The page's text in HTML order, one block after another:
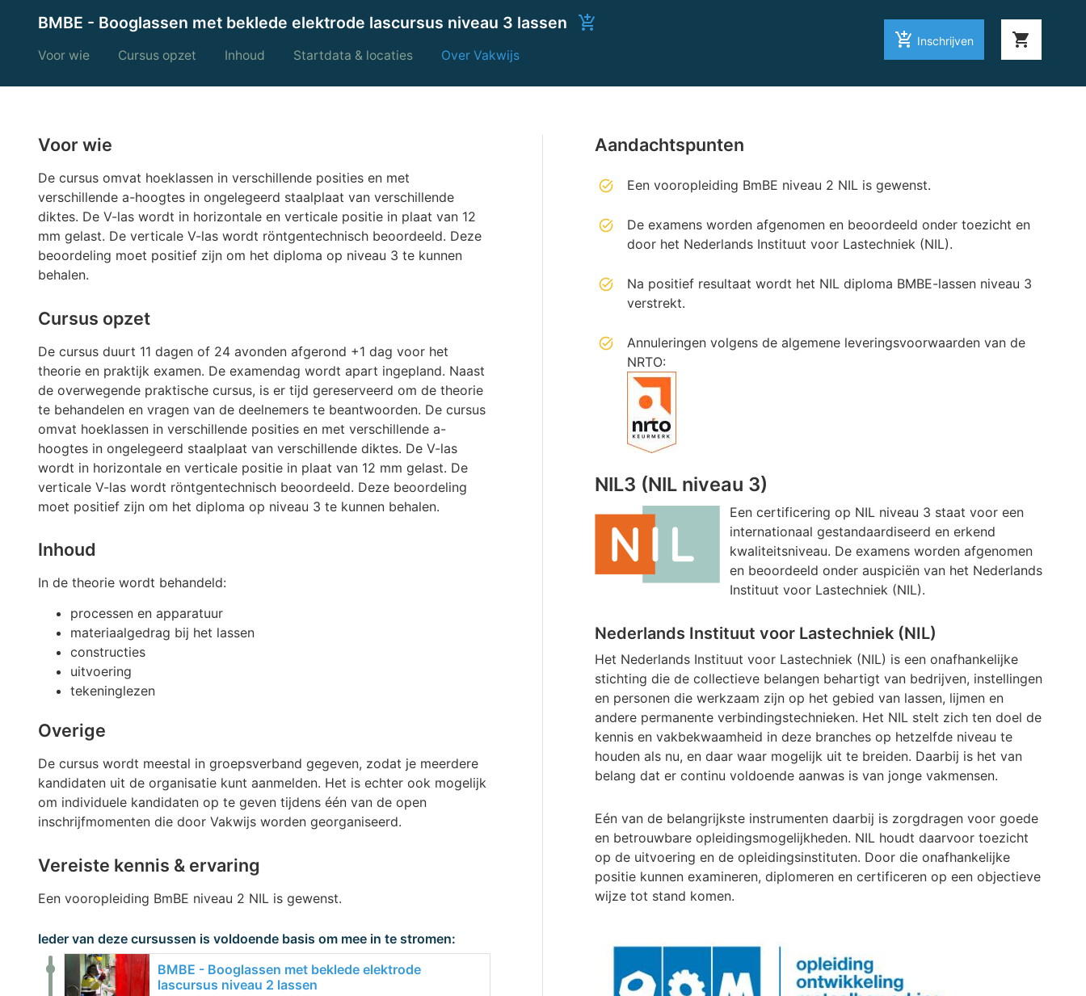
BMBE - Booglassen met beklede elektrode lascursus niveau 3 lassen add_shopping_cart
Voor wie Cursus opzet Inhoud Startdata & locaties Over Vakwijs
add_shopping_cart Inschrijven shopping_cart
Voor wie
De cursus omvat hoeklassen in verschillende posities en met
verschillende a-hoogtes in ongelegeerd staalplaat van verschillende
diktes. De V-las wordt in horizontale en verticale positie in plaat van 12
mm gelast. De verticale V-las wordt röntgentechnisch beoordeeld. Deze
beoordeling moet positief zijn om het diploma op niveau 3 te kunnen
behalen.
Cursus opzet
De cursus duurt 11 dagen of 24 avonden afgerond +1 dag voor het
theorie en praktijk examen. De examendag wordt apart ingepland. Naast
de overwegende praktische cursus, is er tijd gereserveerd om de theorie
te behandelen en vragen van de deelnemers te beantwoorden. De cursus
omvat hoeklassen in verschillende posities en met verschillende a-
hoogtes in ongelegeerd staalplaat van verschillende diktes. De V-las
wordt in horizontale en verticale positie in plaat van 12 mm gelast. De
verticale V-las wordt röntgentechnisch beoordeeld. Deze beoordeling
moet positief zijn om het diploma op niveau 3 te kunnen behalen.
Inhoud
In de theorie wordt behandeld:
processen en apparatuur
materiaalgedrag bij het lassen
constructies
uitvoering
tekeninglezen
Overige
De cursus wordt meestal in groepsverband gegeven, zodat je meerdere
kandidaten uit de organisatie kunt aanmelden. Het is echter ook mogelijk
om individuele kandidaten op te geven tijdens één van de open
inschrijfmomenten die door Vakwijs worden georganiseerd.
Vereiste kennis & ervaring
Een vooropleiding BmBE niveau 2 NIL is gewenst.
Ieder van deze cursussen is voldoende basis om mee in te stromen:
BMBE - Booglassen met beklede elektrode
lascursus niveau 2 lassen
Aandachtspunten
Een vooropleiding BmBE niveau 2 NIL is gewenst.
De examens worden afgenomen en beoordeeld onder toezicht en
door het Nederlands Instituut voor Lastechniek (NIL).
Na positief resultaat wordt het NIL diploma BMBE-lassen niveau 3
verstrekt.
Annuleringen volgens de algemene leveringsvoorwaarden van de
NRTO:
NIL3 (NIL niveau 3)
Een certificering op NIL niveau 3 staat voor een
internationaal gestandaardiseerd en erkend
kwaliteitsniveau. De examens worden afgenomen
en beoordeeld onder auspiciën van het Nederlands
Instituut voor Lastechniek (NIL).
Nederlands Instituut voor Lastechniek (NIL)
Het Nederlands Instituut voor Lastechniek (NIL) is een onafhankelijke
stichting die de collectieve belangen behartigt van bedrijven, instellingen
en personen die werkzaam zijn op het gebied van lassen, lijmen en
andere permanente verbindingstechnieken. Het NIL stelt zich ten doel de
kennis en vakbekwaamheid in deze branches op hetzelfde niveau te
houden als nu, en daar waar mogelijk uit te breiden. Daarbij is het van
belang dat er continu voldoende aanwas is van jonge vakmensen.
Eén van de belangrijkste instrumenten daarbij is zorgdragen voor goede
en betrouwbare opleidingsmogelijkheden. NIL houdt daarvoor toezicht
op de uitvoering en de opleidingsinstituten. Door die onafhankelijke
positie kunnen examineren, diplomeren en certificeren op een objectieve
wijze tot stand komen.